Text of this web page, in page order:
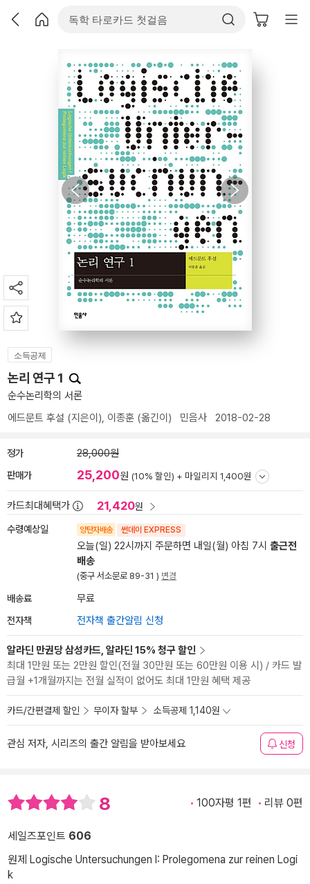
소득공제
논리 연구 1
순수논리학의 서론
에드문트 후설 (지은이), 이종훈 (옮긴이) 민음사 2018-02-28
정가 28,000원
판매가 25,200원 (10% 할인) + 마일리지 1,400원
카드최대혜택가 21,420원
수령예상일 양탄자배송 썬데이 EXPRESS
오늘(일) 22시까지 주문하면 내일(월) 아침 7시 출근전
배송
(중구 서소문로 89-31 ) 변경
배송료 무료
전자책 전자책 출간알림 신청
알라딘 만권당 삼성카드, 알라딘 15% 청구 할인
최대 1만원 또는 2만원 할인(전월 30만원 또는 60만원 이용 시) / 카드 발
급월 +1개월까지는 전월 실적이 없어도 최대 1만원 혜택 제공
카드/간편결제 할인 무이자 할부 소득공제 1,140원
관심 저자, 시리즈의 출간 알림을 받아보세요 신청
8 100자평 1편 리뷰 0편
세일즈포인트 606
원제 Logische Untersuchungen I: Prolegomena zur reinen Logi
k